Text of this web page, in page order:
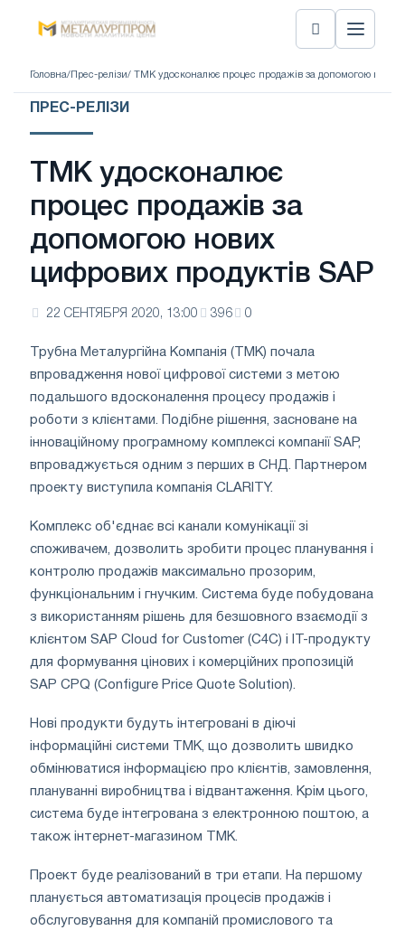
Головна/ Прес-релізи/ ТМК удосконалює процес продажів за допомогою нових
ПРЕС-РЕЛІЗИ
ТМК удосконалює
процес продажів за
допомогою нових
цифрових продуктів SAP
22 СЕНТЯБРЯ 2020, 13:00 396 0
Трубна Металургійна Компанія (ТМК) почала
впровадження нової цифрової системи з метою
подальшого вдосконалення процесу продажів і
роботи з клієнтами. Подібне рішення, засноване на
інноваційному програмному комплексі компанії SAP,
впроваджується одним з перших в СНД. Партнером
проекту виступила компанія CLARITY.
Комплекс об'єднає всі канали комунікації зі
споживачем, дозволить зробити процес планування і
контролю продажів максимально прозорим,
функціональним і гнучким. Система буде побудована
з використанням рішень для безшовного взаємодії з
клієнтом SAP Cloud for Customer (C4C) і IT-продукту
для формування цінових і комерційних пропозицій
SAP CPQ (Configure Price Quote Solution).
Нові продукти будуть інтегровані в діючі
інформаційні системи ТМК, що дозволить швидко
обмінюватися інформацією про клієнтів, замовлення,
плануванні виробництва і відвантаження. Крім цього,
система буде інтегрована з електронною поштою, а
також інтернет-магазином ТМК.
Проект буде реалізований в три етапи. На першому
планується автоматизація процесів продажів і
обслуговування для компаній промислового та